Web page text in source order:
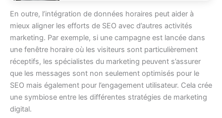
En outre, l’intégration de données horaires peut aider à
mieux aligner les efforts de SEO avec d’autres activités
marketing. Par exemple, si une campagne est lancée dans
une fenêtre horaire où les visiteurs sont particulièrement
réceptifs, les spécialistes du marketing peuvent s’assurer
que les messages sont non seulement optimisés pour le
SEO mais également pour l’engagement utilisateur. Cela crée
une symbiose entre les différentes stratégies de marketing
digital.